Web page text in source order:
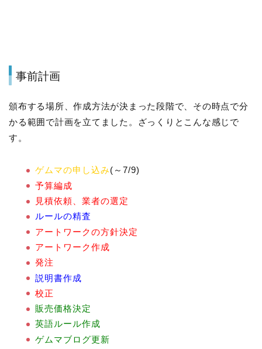
事前計画
頒布する場所、作成方法が決まった段階で、その時点で分
かる範囲で計画を立てました。ざっくりとこんな感じで
す。
ゲムマの申し込み(～7/9)
予算編成
見積依頼、業者の選定
ルールの精査
アートワークの方針決定
アートワーク作成
発注
説明書作成
校正
販売価格決定
英語ルール作成
ゲムマブログ更新